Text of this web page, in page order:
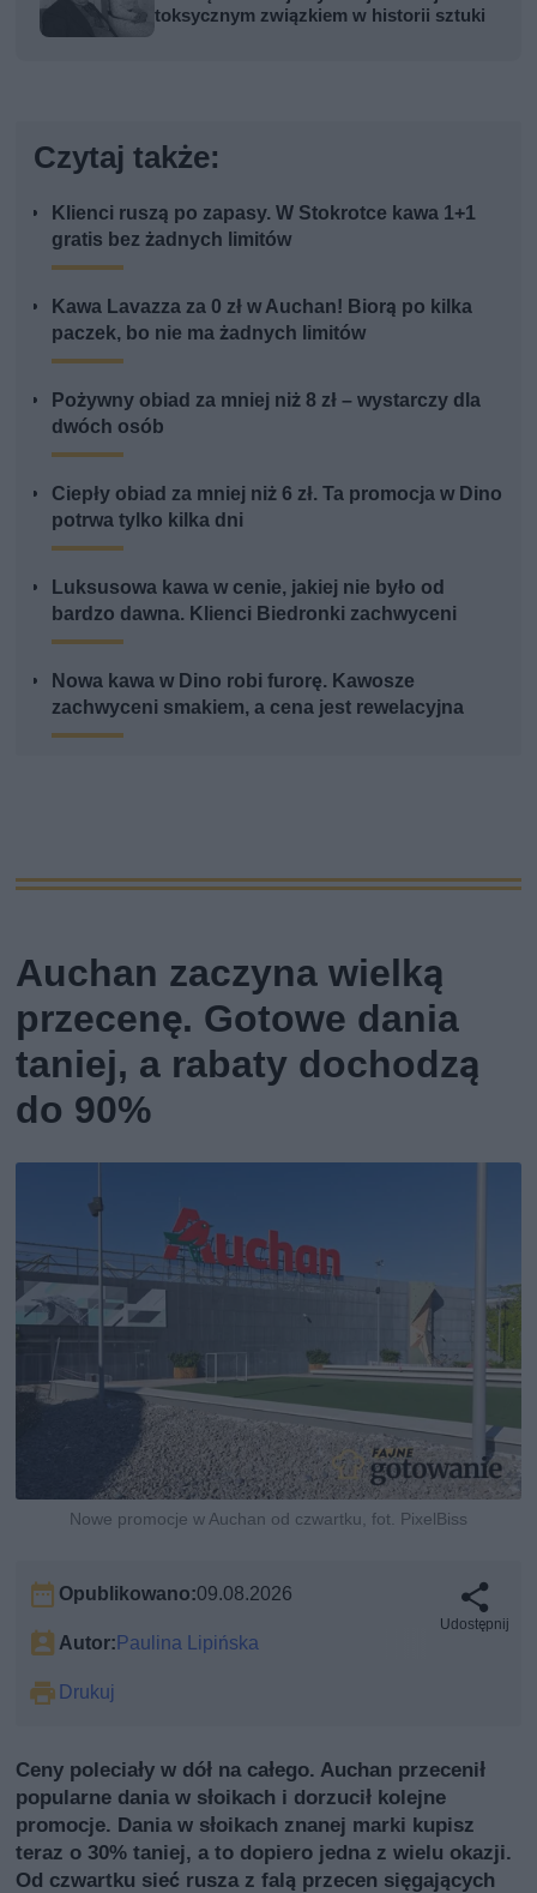
toksycznym związkiem w historii sztuki
Czytaj także:
Klienci ruszą po zapasy. W Stokrotce kawa 1+1
gratis bez żadnych limitów
Kawa Lavazza za 0 zł w Auchan! Biorą po kilka
paczek, bo nie ma żadnych limitów
Pożywny obiad za mniej niż 8 zł – wystarczy dla
dwóch osób
Ciepły obiad za mniej niż 6 zł. Ta promocja w Dino
potrwa tylko kilka dni
Luksusowa kawa w cenie, jakiej nie było od
bardzo dawna. Klienci Biedronki zachwyceni
Nowa kawa w Dino robi furorę. Kawosze
zachwyceni smakiem, a cena jest rewelacyjna
Auchan zaczyna wielką
przecenę. Gotowe dania
taniej, a rabaty dochodzą
do 90%
Nowe promocje w Auchan od czwartku, fot. PixelBiss
Opublikowano:09.08.2026
Autor:Paulina Lipińska
Drukuj
Udostępnij
Ceny poleciały w dół na całego. Auchan przecenił
popularne dania w słoikach i dorzucił kolejne
promocje. Dania w słoikach znanej marki kupisz
teraz o 30% taniej, a to dopiero jedna z wielu okazji.
Od czwartku sieć rusza z falą przecen sięgających